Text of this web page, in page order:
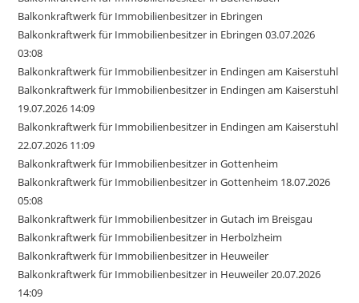
Balkonkraftwerk für Immobilienbesitzer in Ebringen
Balkonkraftwerk für Immobilienbesitzer in Ebringen 03.07.2026
03:08
Balkonkraftwerk für Immobilienbesitzer in Endingen am Kaiserstuhl
Balkonkraftwerk für Immobilienbesitzer in Endingen am Kaiserstuhl
19.07.2026 14:09
Balkonkraftwerk für Immobilienbesitzer in Endingen am Kaiserstuhl
22.07.2026 11:09
Balkonkraftwerk für Immobilienbesitzer in Gottenheim
Balkonkraftwerk für Immobilienbesitzer in Gottenheim 18.07.2026
05:08
Balkonkraftwerk für Immobilienbesitzer in Gutach im Breisgau
Balkonkraftwerk für Immobilienbesitzer in Herbolzheim
Balkonkraftwerk für Immobilienbesitzer in Heuweiler
Balkonkraftwerk für Immobilienbesitzer in Heuweiler 20.07.2026
14:09